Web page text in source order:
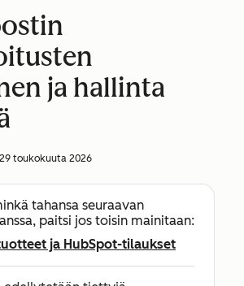
ja hallinta
29 toukokuuta 2026
tahansa seuraavan
paitsi jos toisin mainitaan:
ja HubSpot-tilaukset